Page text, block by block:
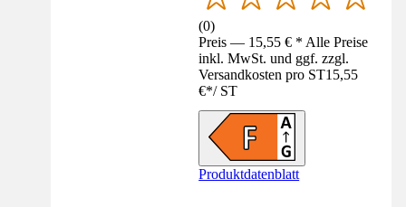
(0)
Preis — 15,55 € * Alle Preise
inkl. MwSt. und ggf. zzgl.
Versandkosten pro ST15,55
€*/ ST
Produktdatenblatt